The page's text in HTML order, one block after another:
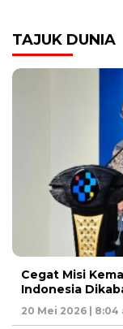
TAJUK DUNIA
Cegat Misi
Indonesia
20 Mei 2026 | 8:04